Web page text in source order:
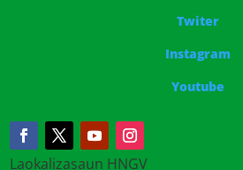
Twiter
Instagram
Youtube
Laokalizasaun HNGV